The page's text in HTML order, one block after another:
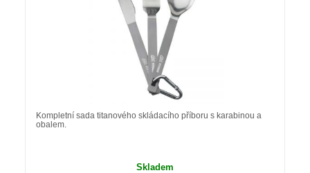
Kompletní sada titanového skládacího příboru s karabinou a
obalem.
Skladem